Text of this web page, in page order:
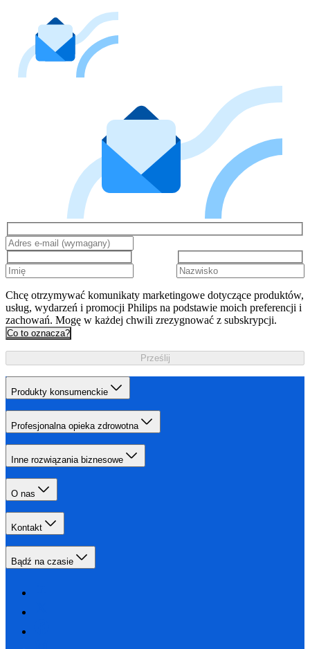
Chcę otrzymywać komunikaty marketingowe dotyczące produktów,
usług, wydarzeń i promocji Philips na podstawie moich preferencji i
zachowań. Mogę w każdej chwili zrezygnować z subskrypcji.
Co to oznacza?
Prześlij
Produkty konsumenckie
Profesjonalna opieka zdrowotna
Inne rozwiązania biznesowe
O nas
Kontakt
Bądź na czasie